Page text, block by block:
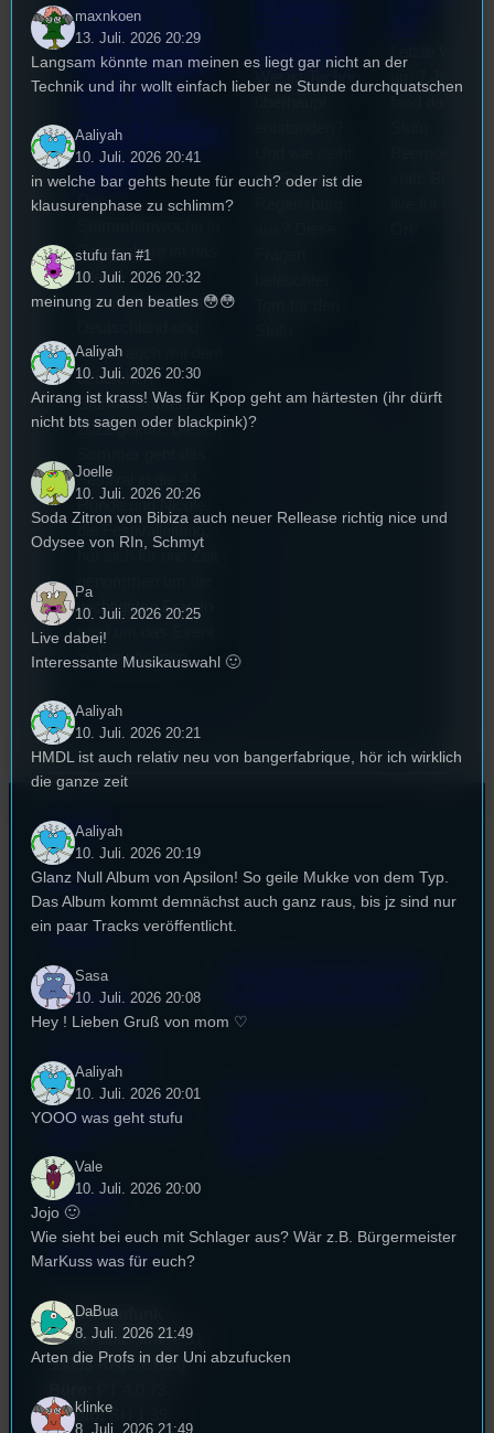
2026: Ein
Interview
mit der
Festivallei
terin
Die
Regensburg ist das
älteste
Stummfilmfestivals
wurde auch mit dem
deutschen
Stummfilmpreis
2022 gekürt. Diesen
Festival in die 44.
hat sich für uns Zeit
wichtigsten Fragen
rund um das Event
zu beantworten.
Wie ist Techno
die Szene in
am 7.Juli 2026
Kontakt
FAQ
Satzung
Impressum
Cookie-Richtlinie
Empfang
EPK & Presse
Studentenfunk
Universitätsstraße 31
93053 Regensburg
Studio:SH 1.39
maxnkoen
13. Juli. 2026 20:29
Langsam könnte man meinen es liegt gar nicht an der
Technik und ihr wollt einfach lieber ne Stunde durchquatschen
Aaliyah
10. Juli. 2026 20:41
in welche bar gehts heute für euch? oder ist die
klausurenphase zu schlimm?
stufu fan #1
10. Juli. 2026 20:32
meinung zu den beatles 😳😳
Aaliyah
10. Juli. 2026 20:30
Arirang ist krass! Was für Kpop geht am härtesten (ihr dürft
nicht bts sagen oder blackpink)?
Joelle
10. Juli. 2026 20:26
Soda Zitron von Bibiza auch neuer Rellease richtig nice und
Odysee von RIn, Schmyt
Pa
10. Juli. 2026 20:25
Live dabei!
Interessante Musikauswahl 🙂
Aaliyah
10. Juli. 2026 20:21
HMDL ist auch relativ neu von bangerfabrique, hör ich wirklich
die ganze zeit
Aaliyah
10. Juli. 2026 20:19
Glanz Null Album von Apsilon! So geile Mukke von dem Typ.
Das Album kommt demnächst auch ganz raus, bis jz sind nur
ein paar Tracks veröffentlicht.
Sasa
10. Juli. 2026 20:08
Hey ! Lieben Gruß von mom ♡
Aaliyah
10. Juli. 2026 20:01
YOOO was geht stufu
Vale
10. Juli. 2026 20:00
Jojo 🙂
Wie sieht bei euch mit Schlager aus? Wär z.B. Bürgermeister
MarKuss was für euch?
DaBua
8. Juli. 2026 21:49
Arten die Profs in der Uni abzufucken
klinke
8. Juli. 2026 21:49